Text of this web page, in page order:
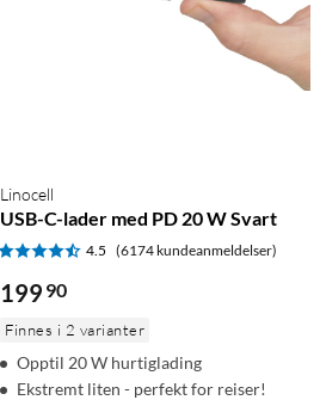
Linocell
USB-C-lader med PD 20 W Svart
4.5 (6174 kundeanmeldelser)
199 90
Finnes i 2 varianter
Opptil 20 W hurtiglading
Ekstremt liten - perfekt for reiser!